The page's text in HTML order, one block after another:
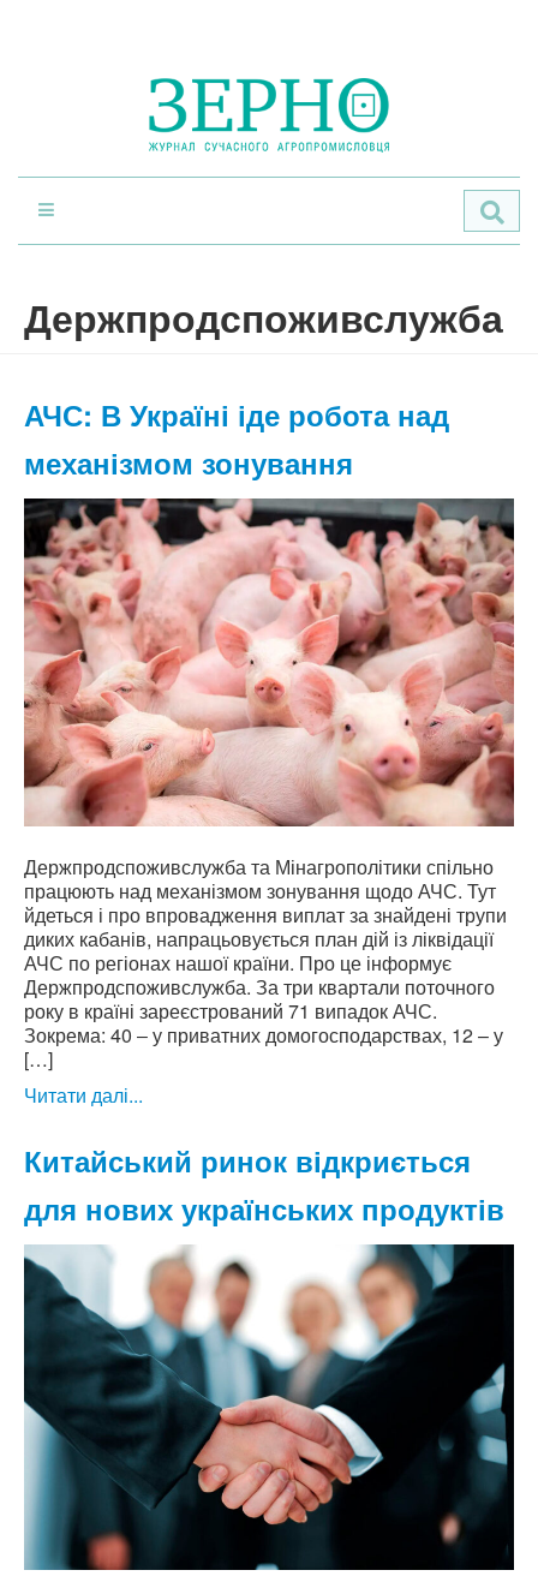
Держпродспоживслужба
АЧС: В Україні іде робота над
механізмом зонування
Держпродспоживслужба та Мінагрополітики спільно
працюють над механізмом зонування щодо АЧС. Тут
йдеться і про впровадження виплат за знайдені трупи
диких кабанів, напрацьовується план дій із ліквідації
АЧС по регіонах нашої країни. Про це інформує
Держпродспоживслужба. За три квартали поточного
року в країні зареєстрований 71 випадок АЧС.
Зокрема: 40 ‒ у приватних домогосподарствах, 12 – у
[…]
Читати далі...
Китайський ринок відкриється
для нових українських продуктів